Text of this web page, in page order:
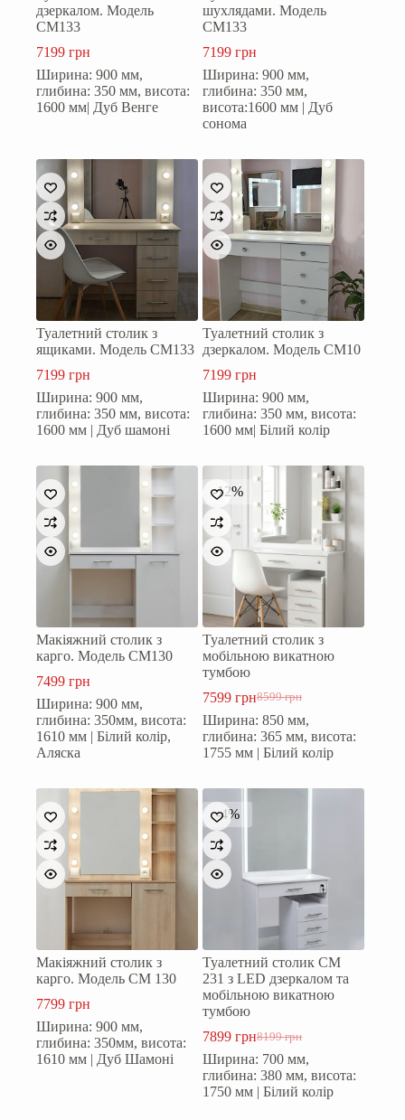
дзеркалом. Модель
СМ133
7199 грн
Ширина: 900 мм,
глибина: 350 мм, висота:
1600 мм| Дуб Венге
шухлядами. Модель
СМ133
7199грн
Ширина: 900 мм,
глибина: 350 мм,
висота:1600 мм | Дуб
сонома
Туалетний столик з
ящиками. Модель СМ133
7199 грн
Ширина: 900 мм,
глибина: 350 мм, висота:
1600 мм | Дуб шамоні
Туалетний столик з
дзеркалом. Модель СМ10
7199грн
Ширина: 900 мм,
глибина: 350 мм, висота:
1600 мм| Білий колір
Макіяжний столик з
карго. Модель СМ130
7499 грн
Ширина: 900 мм,
глибина: 350мм, висота:
1610 мм | Білий колір,
Аляска
-12%
Туалетний столик з
мобільною викатною
тумбою
8599грн
Оригінальна
ціна:
8599 грн.
7599грнПоточна
ціна:
7599 грн.
Ширина: 850 мм,
глибина: 365 мм, висота:
1755 мм | Білий колір
Макіяжний столик з
карго. Модель СМ 130
7799 грн
Ширина: 900 мм,
глибина: 350мм, висота:
1610 мм | Дуб Шамоні
-4%
Туалетний столик СМ
231 з LED дзеркалом та
мобільною викатною
тумбою
8199грн
Оригінальна
ціна:
8199 грн.
7899грнПоточна
ціна:
7899 грн.
Ширина: 700 мм,
глибина: 380 мм, висота:
1750 мм | Білий колір